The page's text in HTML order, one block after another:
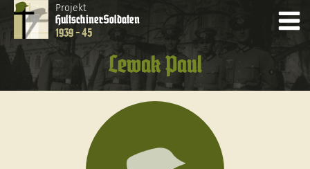
Projekt
HultschinerSoldaten
1939 - 45
Lewak Paul